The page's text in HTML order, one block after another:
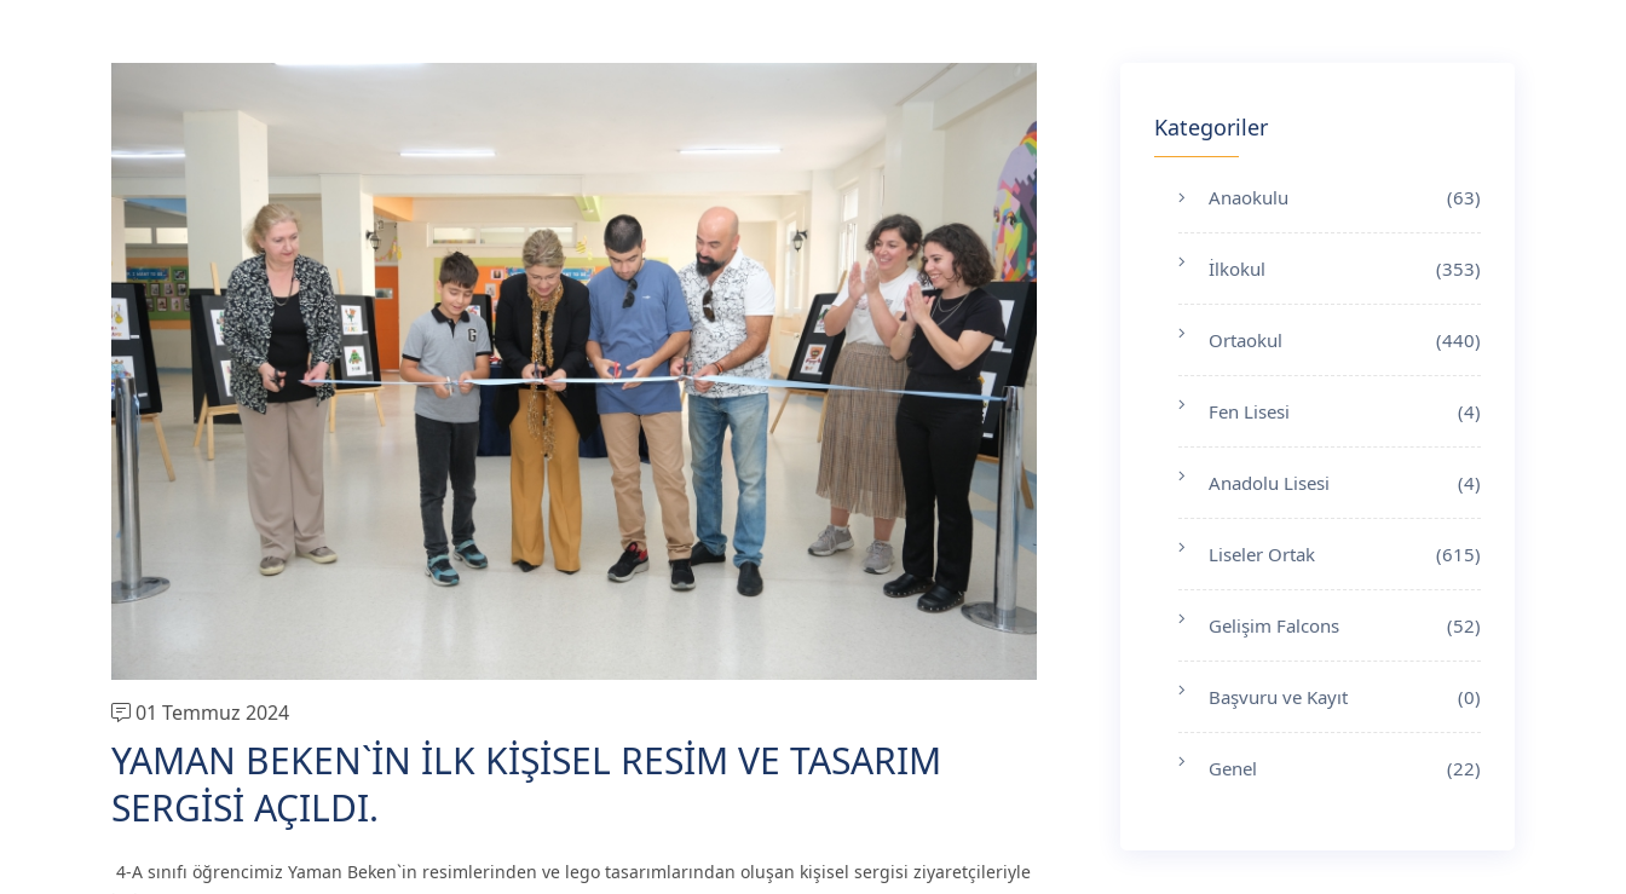
01 Temmuz 2024
YAMAN BEKEN`İN İLK KİŞİSEL RESİM VE TASARIM
SERGİSİ AÇILDI.
4-A sınıfı öğrencimiz Yaman Beken`in resimlerinden ve lego tasarımlarından oluşan kişisel sergisi ziyaretçileriyle
Kategoriler
Anaokulu (63)
İlkokul (353)
Ortaokul (440)
Fen Lisesi (4)
Anadolu Lisesi (4)
Liseler Ortak (615)
Gelişim Falcons (52)
Başvuru ve Kayıt (0)
Genel (22)